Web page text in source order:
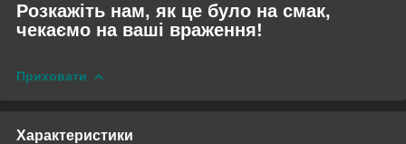
Розкажіть нам, як це було на смак,
чекаємо на ваші враження!
Приховати
Характеристики